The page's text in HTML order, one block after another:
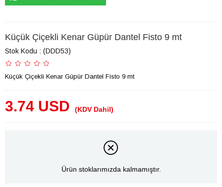
Küçük Çiçekli Kenar Güpür Dantel Fisto 9 mt
Stok Kodu (DDD53)
Küçük Çiçekli Kenar Güpür Dantel Fisto 9 mt
3.74 USD (KDV Dahil)
Ürün stoklarımızda kalmamıştır.